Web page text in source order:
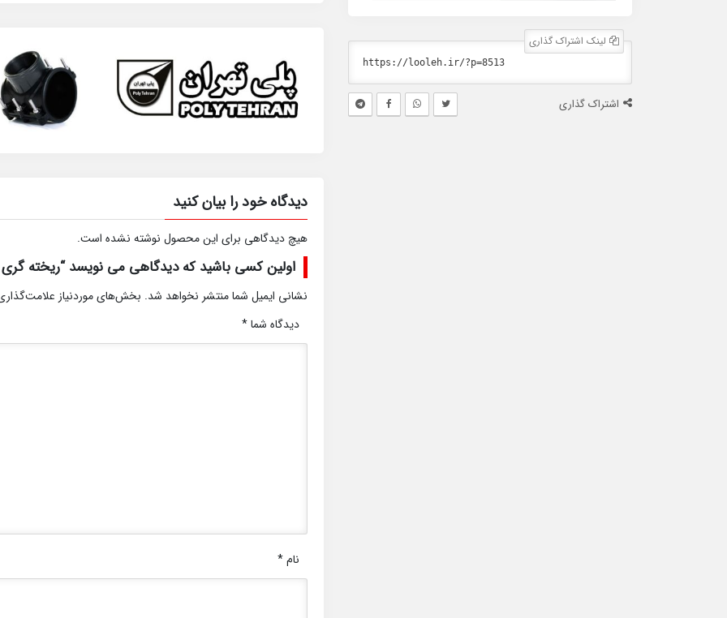
لینک اشتراک گذاری
اشتراک گذاری
دیدگاه خود را بیان کنید
هیچ دیدگاهی برای این محصول نوشته نشده است.
اولین کسی باشید که دیدگاهی می نویسد “ریخته
نشانی ایمیل شما منتشر نخواهد شد. بخش‌های موردنیاز
دیدگاه شما*
نام*